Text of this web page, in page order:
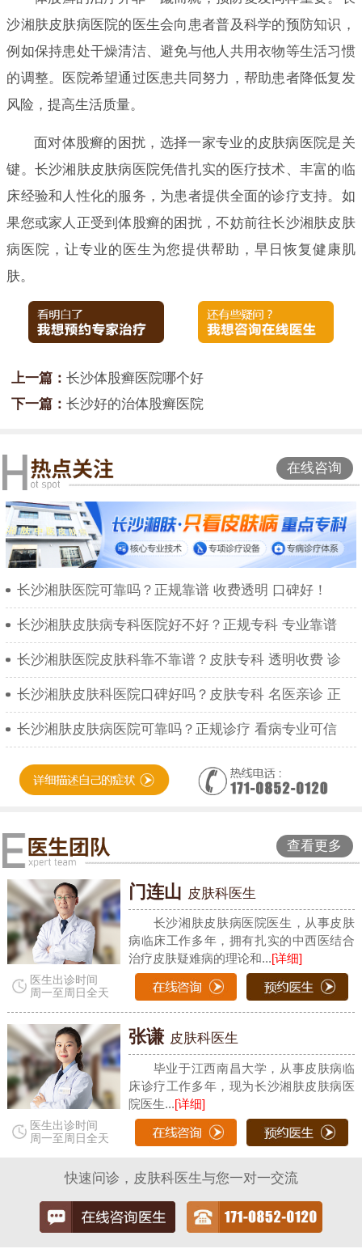
沙湘肤皮肤病医院的医生会向患者普及科学的预防知识，
例如保持患处干燥清洁、避免与他人共用衣物等生活习惯
的调整。医院希望通过医患共同努力，帮助患者降低复发
风险，提高生活质量。
面对体股癣的困扰，选择一家专业的皮肤病医院是关
键。长沙湘肤皮肤病医院凭借扎实的医疗技术、丰富的临
床经验和人性化的服务，为患者提供全面的诊疗支持。如
果您或家人正受到体股癣的困扰，不妨前往长沙湘肤皮肤
病医院，让专业的医生为您提供帮助，早日恢复健康肌
肤。
上一篇： 长沙体股癣医院哪个好
下一篇： 长沙好的治体股癣医院
在线咨询
长沙湘肤医院可靠吗？正规靠谱 收费透明 口碑好！
长沙湘肤皮肤病专科医院好不好？正规专科 专业靠谱
长沙湘肤医院皮肤科靠不靠谱？皮肤专科 透明收费 诊
长沙湘肤皮肤科医院口碑好吗？皮肤专科 名医亲诊 正
长沙湘肤皮肤病医院可靠吗？正规诊疗 看病专业可信
查看更多
医生出诊时间
周一至周日全天
门连山 皮肤科医生
长沙湘肤皮肤病医院医生，从事皮肤
病临床工作多年，拥有扎实的中西医结合
治疗皮肤疑难病的理论和...[详细]
医生出诊时间
周一至周日全天
张谦 皮肤科医生
毕业于江西南昌大学，从事皮肤病临
床诊疗工作多年，现为长沙湘肤皮肤病医
院医生...[详细]
快速问诊，皮肤科医生与您一对一交流